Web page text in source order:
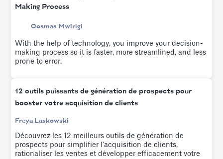
Making Process
Cosmas Mwirigi
With the help of technology, you improve your decision-
making process so it is faster, more streamlined, and less
prone to error.
12 outils puissants de génération de prospects pour
booster votre acquisition de clients
Freya Laskowski
Découvrez les 12 meilleurs outils de génération de
prospects pour simplifier l'acquisition de clients,
rationaliser les ventes et développer efficacement votre